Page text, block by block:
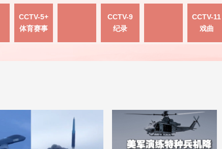
CCTV-5+
体育赛事
CCTV-9
纪录
CCTV-11
戏曲